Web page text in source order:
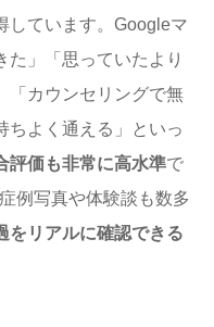
しています。Googleマ
た」「思っていたより
「カウンセリングで無
ちよく通える」といっ
評価も非常に高水準で
例写真や体験談も数多
をリアルに確認できる